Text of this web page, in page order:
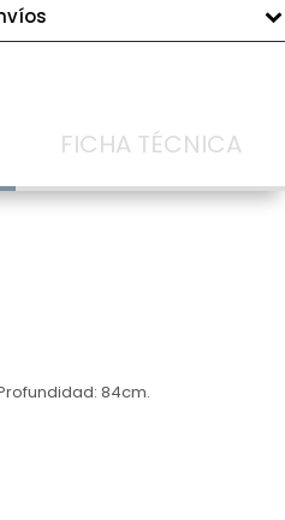
FICHA TÉCNICA
84cm.